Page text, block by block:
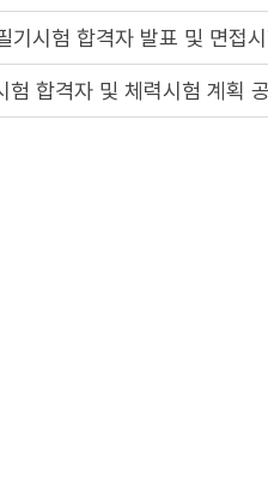
시험 합격자 발표 및 면접
합격자 및 체력시험 계획